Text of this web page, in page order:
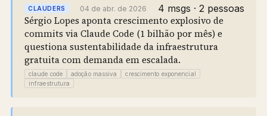
CLAUDERS 04 de abr. de 2026 4 msgs · 2 pessoas
Sérgio Lopes aponta crescimento explosivo de
commits via Claude Code (1 bilhão por mês) e
questiona sustentabilidade da infraestrutura
gratuita com demanda em escalada.
claude code adoção massiva
crescimento exponencial
infraestrutura